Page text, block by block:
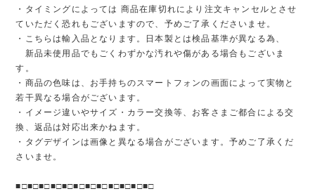
・タイミングによっては 商品在庫切れにより注文キャンセルとさせ
ていただく恐れもございますので、予めご了承くださいませ。
・こちらは輸入品となります。日本製とは検品基準が異なる為、
新品未使用品でもごくわずかな汚れや傷がある場合もございま
す。
・商品の色味は、お手持ちのスマートフォンの画面によって実物と
若干異なる場合がございます。
・イメージ違いやサイズ・カラー交換等、お客さまご都合による交
換、返品は対応出来かねます。
・タグデザインは画像と異なる場合がございます。予めご了承くだ
さいませ。
■□■□■□■□■□■□■□■□■□■□■□■□